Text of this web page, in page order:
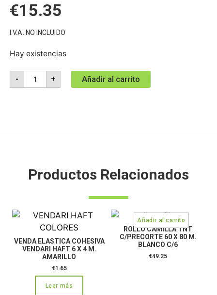
€15.35
I.V.A. NO INCLUIDO
Hay existencias
- + Añadir al carrito
Productos Relacionados
VENDA ELASTICA COHESIVA
VENDARI HAFT 6 X 4 M.
AMARILLO
€1.65
Leer más
ROLLO CAMILLA TNT
C/PRECORTE 60 X 80 M.
BLANCO C/6
€49.25